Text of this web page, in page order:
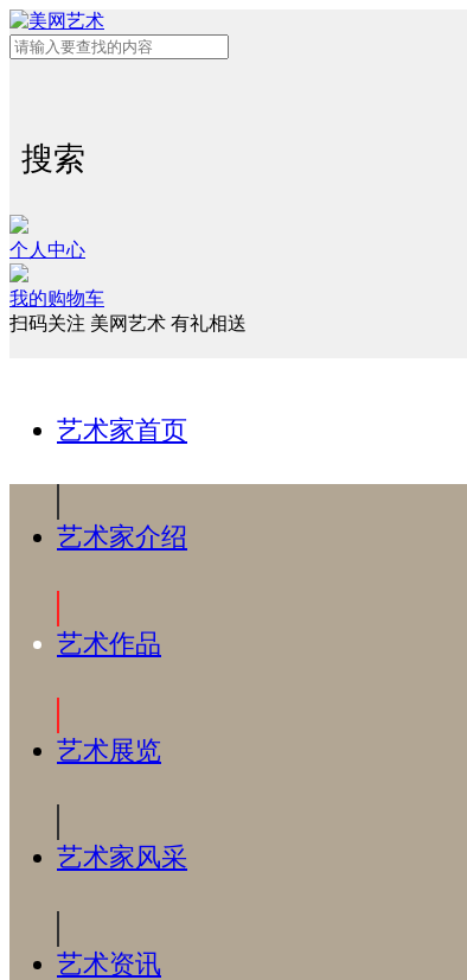
搜索
个人中心
我的购物车
扫码关注 美网艺术 有礼相送
艺术家首页
艺术家介绍
艺术作品
艺术展览
艺术家风采
艺术资讯